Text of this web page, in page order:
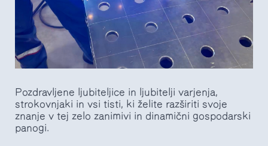
Pozdravljene ljubiteljice in ljubitelji varjenja,
strokovnjaki in vsi tisti, ki želite razširiti svoje
znanje v tej zelo zanimivi in dinamični gospodarski
panogi.